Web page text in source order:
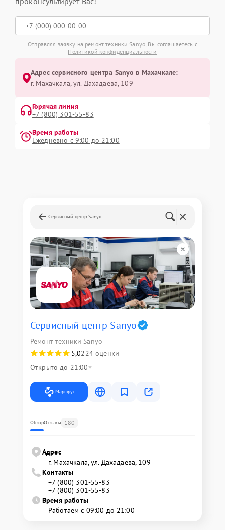
Отправляя заявку на ремонт техники Sanyo, Вы соглашаетесь с
Политикой конфиденциальности
Адрес сервисного центра Sanyo в Махачкале:
г. Махачкала, ул. Дахадаева, 109
Горячая линия
+7 (800) 301-55-83
Время работы
Ежедневно с 9:00 до 21:00
Сервисный центр Sanyo
Сервисный центр Sanyo
Ремонт техники Sanyo
5,0224 оценки
Открыто до 21:00
Маршрут
ОбзорОтзывы 180
Адрес
г. Махачкала, ул. Дахадаева, 109
Контакты
+7 (800) 301-55-83
+7 (800) 301-55-83
Время работы
Работаем с 09:00 до 21:00